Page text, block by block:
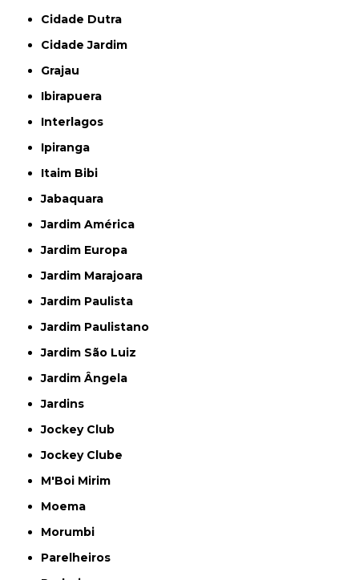
Cidade Dutra
Cidade Jardim
Grajau
Ibirapuera
Interlagos
Ipiranga
Itaim Bibi
Jabaquara
Jardim América
Jardim Europa
Jardim Marajoara
Jardim Paulista
Jardim Paulistano
Jardim São Luiz
Jardim Ângela
Jardins
Jockey Club
Jockey Clube
M'Boi Mirim
Moema
Morumbi
Parelheiros